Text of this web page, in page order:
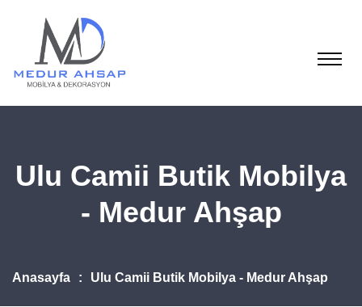
Ulu Camii Butik Mobilya
- Medur Ahşap
Anasayfa Ulu Camii Butik Mobilya - Medur Ahşap